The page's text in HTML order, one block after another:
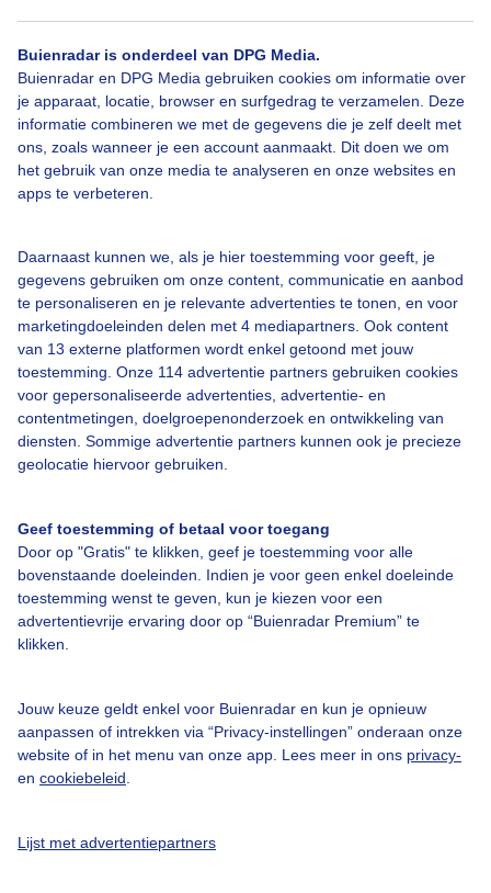
Buienradar is onderdeel van DPG Media.
Buienradar en DPG Media gebruiken cookies om informatie over
je apparaat, locatie, browser en surfgedrag te verzamelen. Deze
informatie combineren we met de gegevens die je zelf deelt met
ons, zoals wanneer je een account aanmaakt. Dit doen we om
het gebruik van onze media te analyseren en onze websites en
apps te verbeteren.
Daarnaast kunnen we, als je hier toestemming voor geeft, je
gegevens gebruiken om onze content, communicatie en aanbod
te personaliseren en je relevante advertenties te tonen, en voor
marketingdoeleinden delen met 4 mediapartners. Ook content
van 13 externe platformen wordt enkel getoond met jouw
toestemming. Onze 114 advertentie partners gebruiken cookies
voor gepersonaliseerde advertenties, advertentie- en
contentmetingen, doelgroepenonderzoek en ontwikkeling van
diensten. Sommige advertentie partners kunnen ook je precieze
geolocatie hiervoor gebruiken.
Geef toestemming of betaal voor toegang
Door op "Gratis" te klikken, geef je toestemming voor alle
bovenstaande doeleinden. Indien je voor geen enkel doeleinde
toestemming wenst te geven, kun je kiezen voor een
advertentievrije ervaring door op “Buienradar Premium” te
klikken.
Jouw keuze geldt enkel voor Buienradar en kun je opnieuw
aanpassen of intrekken via “Privacy-instellingen” onderaan onze
website of in het menu van onze app. Lees meer in ons privacy-
en cookiebeleid
Lijst met advertentiepartners
Bekijk slideshow
Een moment geduld aub...
Over Buienradar
Contact
Toegankelijkheid
Gebruikersvoorwaarden
Buienradar Team
Privacy beleid
Cookie beleid
Gratis weerdata